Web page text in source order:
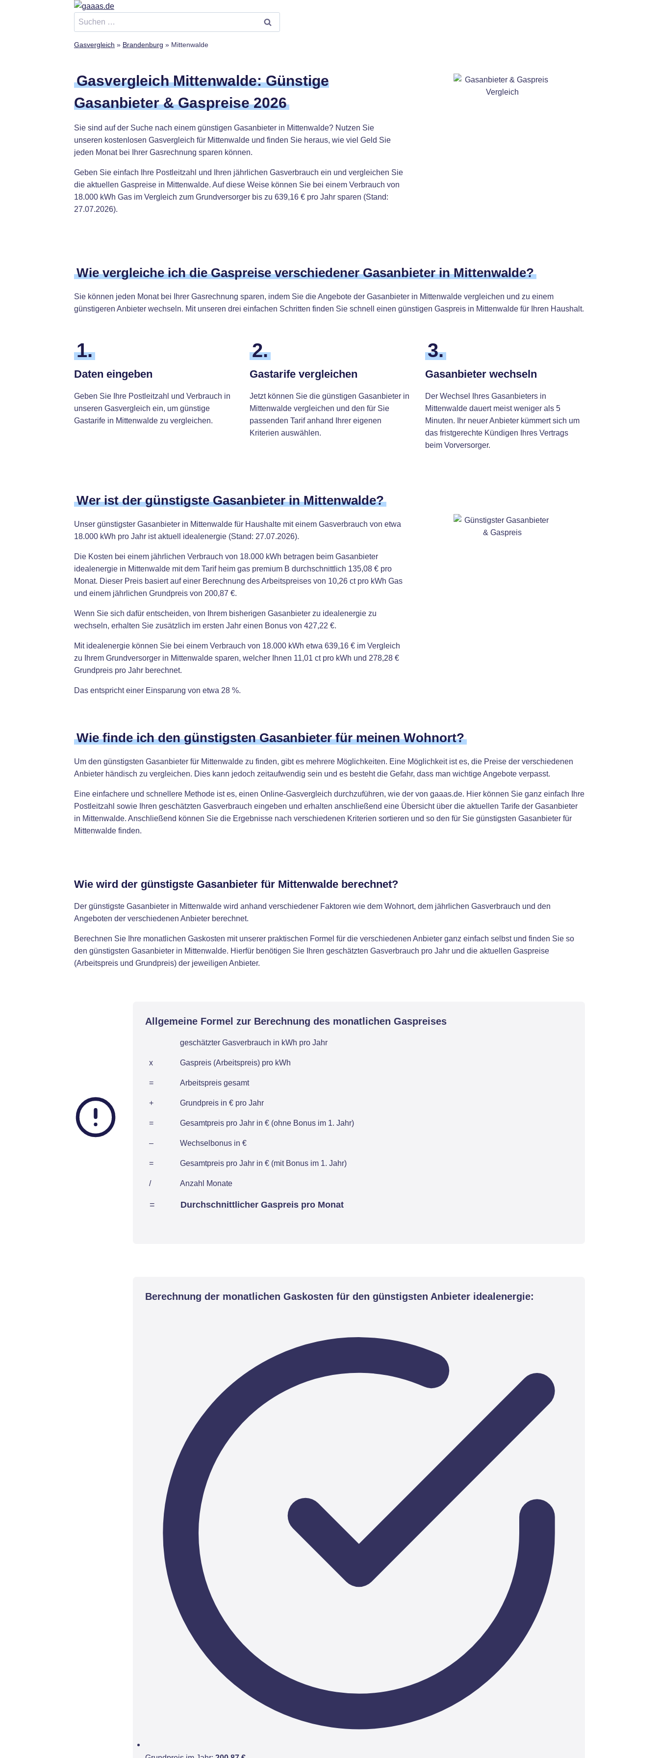
Suchen
nach:
Gasvergleich » Brandenburg » Mittenwalde
Gasvergleich Mittenwalde: Günstige
Gasanbieter & Gaspreise 2026
Sie sind auf der Suche nach einem günstigen Gasanbieter in Mittenwalde? Nutzen Sie
unseren kostenlosen Gasvergleich für Mittenwalde und finden Sie heraus, wie viel Geld Sie
jeden Monat bei Ihrer Gasrechnung sparen können.
Geben Sie einfach Ihre Postleitzahl und Ihren jährlichen Gasverbrauch ein und vergleichen Sie
die aktuellen Gaspreise in Mittenwalde. Auf diese Weise können Sie bei einem Verbrauch von
18.000 kWh Gas im Vergleich zum Grundversorger bis zu 639,16 € pro Jahr sparen (Stand:
27.07.2026).
Wie vergleiche ich die Gaspreise verschiedener Gasanbieter in Mittenwalde?
Sie können jeden Monat bei Ihrer Gasrechnung sparen, indem Sie die Angebote der Gasanbieter in Mittenwalde vergleichen und zu einem
günstigeren Anbieter wechseln. Mit unseren drei einfachen Schritten finden Sie schnell einen günstigen Gaspreis in Mittenwalde für Ihren Haushalt.
1.
Daten eingeben
Geben Sie Ihre Postleitzahl und Verbrauch in
unseren Gasvergleich ein, um günstige
Gastarife in Mittenwalde zu vergleichen.
2.
Gastarife vergleichen
Jetzt können Sie die günstigen Gasanbieter in
Mittenwalde vergleichen und den für Sie
passenden Tarif anhand Ihrer eigenen
Kriterien auswählen.
3.
Gasanbieter wechseln
Der Wechsel Ihres Gasanbieters in
Mittenwalde dauert meist weniger als 5
Minuten. Ihr neuer Anbieter kümmert sich um
das fristgerechte Kündigen Ihres Vertrags
beim Vorversorger.
Wer ist der günstigste Gasanbieter in Mittenwalde?
Unser günstigster Gasanbieter in Mittenwalde für Haushalte mit einem Gasverbrauch von etwa
18.000 kWh pro Jahr ist aktuell idealenergie (Stand: 27.07.2026).
Die Kosten bei einem jährlichen Verbrauch von 18.000 kWh betragen beim Gasanbieter
idealenergie in Mittenwalde mit dem Tarif heim gas premium B durchschnittlich 135,08 € pro
Monat. Dieser Preis basiert auf einer Berechnung des Arbeitspreises von 10,26 ct pro kWh Gas
und einem jährlichen Grundpreis von 200,87 €.
Wenn Sie sich dafür entscheiden, von Ihrem bisherigen Gasanbieter zu idealenergie zu
wechseln, erhalten Sie zusätzlich im ersten Jahr einen Bonus von 427,22 €.
Mit idealenergie können Sie bei einem Verbrauch von 18.000 kWh etwa 639,16 € im Vergleich
zu Ihrem Grundversorger in Mittenwalde sparen, welcher Ihnen 11,01 ct pro kWh und 278,28 €
Grundpreis pro Jahr berechnet.
Das entspricht einer Einsparung von etwa 28 %.
Wie finde ich den günstigsten Gasanbieter für meinen Wohnort?
Um den günstigsten Gasanbieter für Mittenwalde zu finden, gibt es mehrere Möglichkeiten. Eine Möglichkeit ist es, die Preise der verschiedenen
Anbieter händisch zu vergleichen. Dies kann jedoch zeitaufwendig sein und es besteht die Gefahr, dass man wichtige Angebote verpasst.
Eine einfachere und schnellere Methode ist es, einen Online-Gasvergleich durchzuführen, wie der von gaaas.de. Hier können Sie ganz einfach Ihre
Postleitzahl sowie Ihren geschätzten Gasverbrauch eingeben und erhalten anschließend eine Übersicht über die aktuellen Tarife der Gasanbieter
in Mittenwalde. Anschließend können Sie die Ergebnisse nach verschiedenen Kriterien sortieren und so den für Sie günstigsten Gasanbieter für
Mittenwalde finden.
Wie wird der günstigste Gasanbieter für Mittenwalde berechnet?
Der günstigste Gasanbieter in Mittenwalde wird anhand verschiedener Faktoren wie dem Wohnort, dem jährlichen Gasverbrauch und den
Angeboten der verschiedenen Anbieter berechnet.
Berechnen Sie Ihre monatlichen Gaskosten mit unserer praktischen Formel für die verschiedenen Anbieter ganz einfach selbst und finden Sie so
den günstigsten Gasanbieter in Mittenwalde. Hierfür benötigen Sie Ihren geschätzten Gasverbrauch pro Jahr und die aktuellen Gaspreise
(Arbeitspreis und Grundpreis) der jeweiligen Anbieter.
Allgemeine Formel zur Berechnung des monatlichen Gaspreises
geschätzter Gasverbrauch in kWh pro Jahr
x Gaspreis (Arbeitspreis) pro kWh
= Arbeitspreis gesamt
+ Grundpreis in € pro Jahr
= Gesamtpreis pro Jahr in € (ohne Bonus im 1. Jahr)
– Wechselbonus in €
= Gesamtpreis pro Jahr in € (mit Bonus im 1. Jahr)
/ Anzahl Monate
= Durchschnittlicher Gaspreis pro Monat
Berechnung der monatlichen Gaskosten für den günstigsten Anbieter idealenergie: